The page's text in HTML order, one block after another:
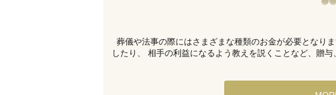
葬儀や法事の際にはさまざまな種類のお金が必要となり
したり、 相手の利益になるよう教えを説くことなど、